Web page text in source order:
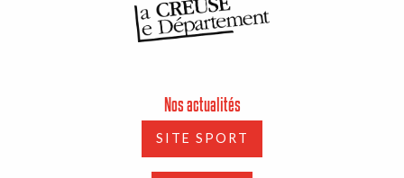
Nos actualités
SITE SPORT